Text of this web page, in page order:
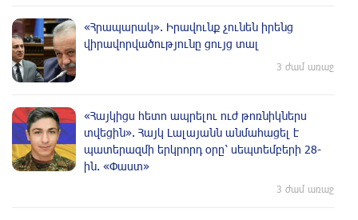
«Հրապարակ». Իրավունք չունեն իրենց
վիրավորվածությունը ցույց տալ
3 ժամ առաջ
«Հայկիցս հետո ապրելու ուժ թոռնիկներս
տվեցին». Հայկ Լալայանն անմահացել է
պատերազմի երկրորդ օրը՝ սեպտեմբերի 28-
ին. «Փաստ»
3 ժամ առաջ